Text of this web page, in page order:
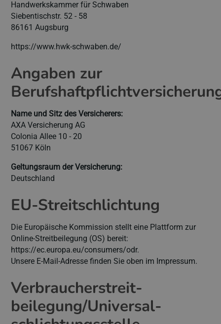
Handwerkskammer für Schwaben
Siebentischstr. 52 - 58
86161 Augsburg
https://www.hwk-schwaben.de/
Angaben zur
Name und Sitz des Versicherers:
AXA Versicherung AG
Colonia Allee 10 - 20
51067 Köln
Geltungsraum der Versicherung:
Deutschland
EU-Streitschlichtung
Die Europäische Kommission stellt eine Plattform zur
Online-Streitbeilegung (OS) bereit:
https://ec.europa.eu/consumers/odr.
Unsere E-Mail-Adresse finden Sie oben im Impressum.
Verbraucher­streit­
beilegung/Universal­